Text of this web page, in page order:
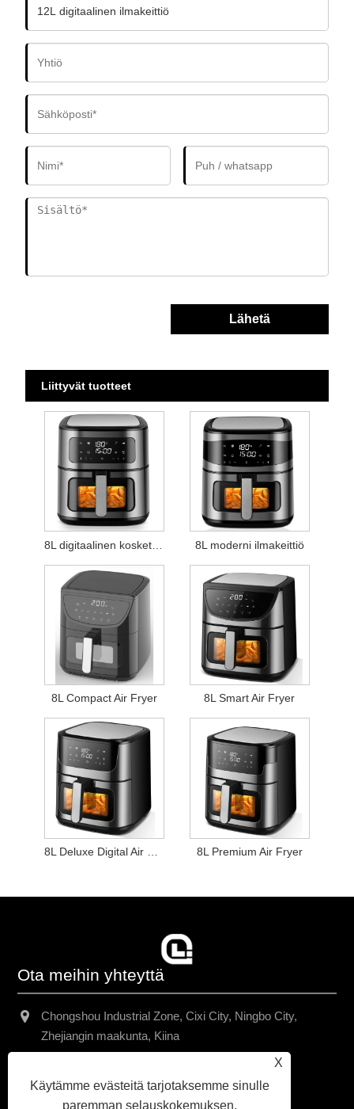
Lähetä
Liittyvät tuotteet
8L digitaalinen kosketusilmakeittiö 8L moderni ilmakeittiö
8L Compact Air Fryer 8L Smart Air Fryer
8L Premium Air Fryer
Ota meihin yhteyttä
Chongshou Industrial Zone, Cixi City, Ningbo City,
Zhejiangin maakunta, Kiina
chriswang@yah.asia
X
Käytämme evästeitä tarjotaksemme sinulle
paremman selauskokemuksen,